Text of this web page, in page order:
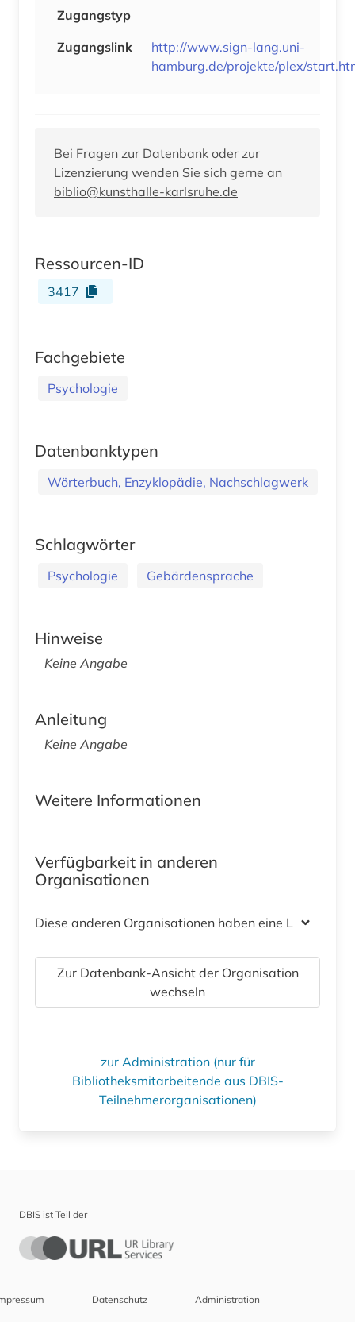
Zugangstyp
Zugangslink
http://www.sign-lang.uni-
hamburg.de/projekte/plex/
Bei Fragen zur Datenbank oder zur
Lizenzierung wenden Sie sich gerne an
biblio@kunsthalle-karlsruhe.de
Ressourcen-ID
3417
Fachgebiete
Psychologie
Datenbanktypen
Wörterbuch, Enzyklopädie, Nachschlagwerk
Schlagwörter
Psychologie Gebärdensprache
Hinweise
Keine Angabe
Anleitung
Keine Angabe
Weitere Informationen
Verfügbarkeit in anderen
Organisationen
Diese anderen Organisationen haben eine Lizenz
Zur Datenbank-Ansicht der Organisation
wechseln
zur Administration (nur für
Bibliotheksmitarbeitende aus DBIS-
Teilnehmerorganisationen)
DBIS ist Teil der
Datenschutz Administration